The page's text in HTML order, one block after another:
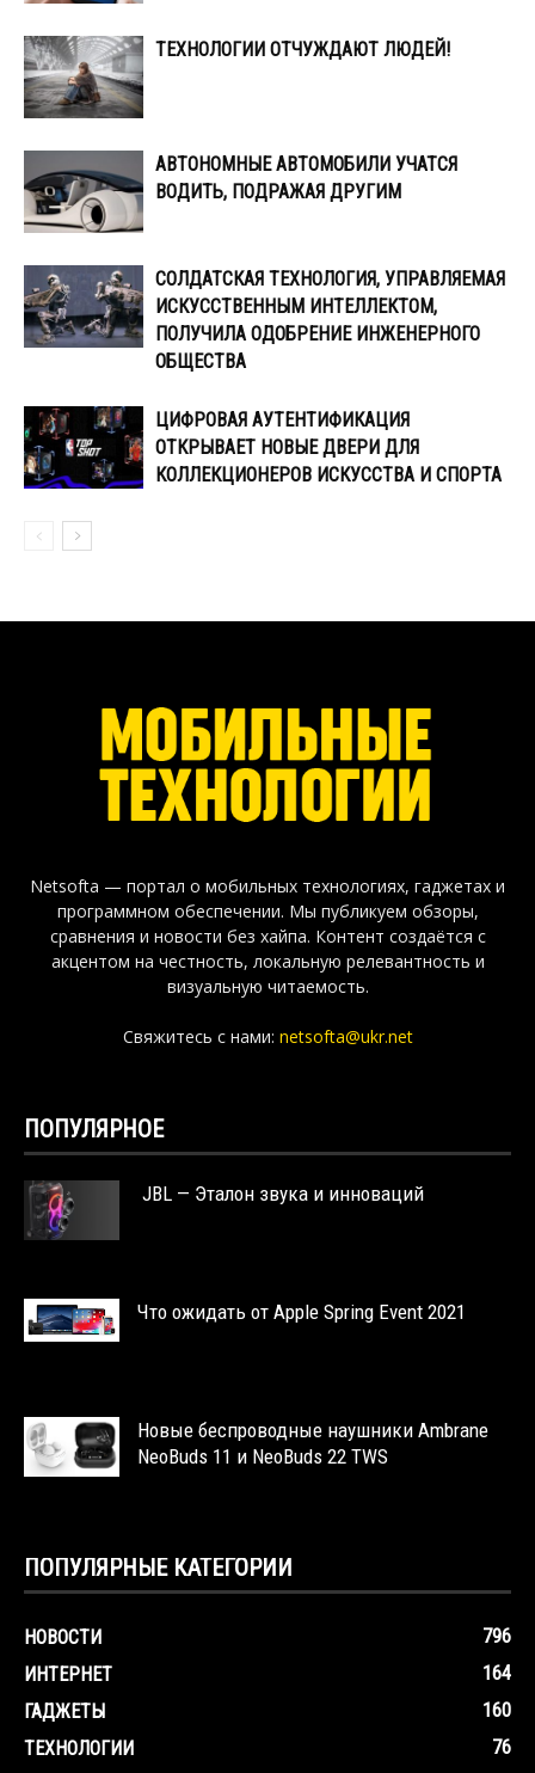
ТЕХНОЛОГИИ ОТЧУЖДАЮТ ЛЮДЕЙ!
АВТОНОМНЫЕ АВТОМОБИЛИ УЧАТСЯ
ВОДИТЬ, ПОДРАЖАЯ ДРУГИМ
СОЛДАТСКАЯ ТЕХНОЛОГИЯ, УПРАВЛЯЕМАЯ
ИСКУССТВЕННЫМ ИНТЕЛЛЕКТОМ,
ПОЛУЧИЛА ОДОБРЕНИЕ ИНЖЕНЕРНОГО
ОБЩЕСТВА
ЦИФРОВАЯ АУТЕНТИФИКАЦИЯ
ОТКРЫВАЕТ НОВЫЕ ДВЕРИ ДЛЯ
КОЛЛЕКЦИОНЕРОВ ИСКУССТВА И СПОРТА
Netsofta — портал о мобильных технологиях, гаджетах и
программном обеспечении. Мы публикуем обзоры,
сравнения и новости без хайпа. Контент создаётся с
акцентом на честность, локальную релевантность и
визуальную читаемость.
Свяжитесь с нами: netsofta@ukr.net
ПОПУЛЯРНОЕ
JBL — Эталон звука и инноваций
Что ожидать от Apple Spring Event 2021
Новые беспроводные наушники Ambrane
NeoBuds 11 и NeoBuds 22 TWS
ПОПУЛЯРНЫЕ КАТЕГОРИИ
НОВОСТИ
796
ИНТЕРНЕТ
164
ГАДЖЕТЫ
160
ТЕХНОЛОГИИ
76